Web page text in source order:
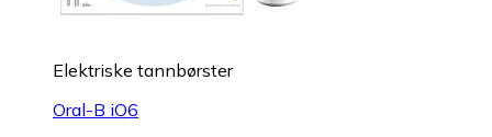
Elektriske tannbørster
Oral-B iO6